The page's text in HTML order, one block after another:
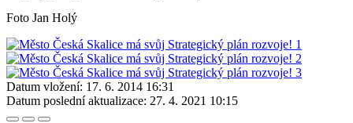
Foto Jan Holý
Datum vložení: 17. 6. 2014 16:31
Datum poslední aktualizace: 27. 4. 2021 10:15